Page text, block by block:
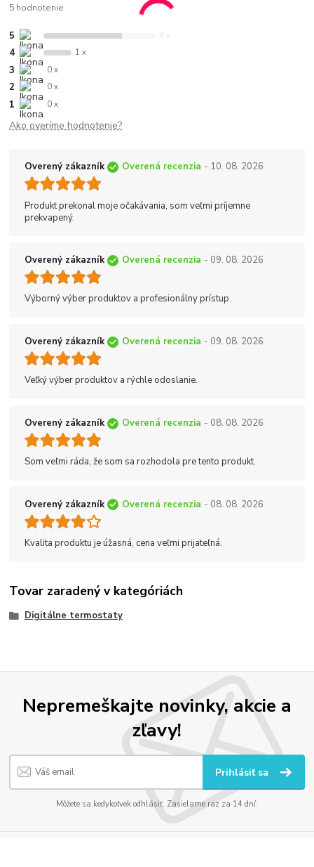
5 hodnotenie
5 4 x
4 1 x
3 0 x
2 0 x
1 0 x
Ako overíme hodnotenie?
Overený zákazník Overená recenzia - 10. 08. 2026
Produkt prekonal moje očakávania, som veľmi príjemne
prekvapený.
Overený zákazník Overená recenzia - 09. 08. 2026
Výborný výber produktov a profesionálny prístup.
Overený zákazník Overená recenzia - 09. 08. 2026
Veľký výber produktov a rýchle odoslanie.
Overený zákazník Overená recenzia - 08. 08. 2026
Som veľmi ráda, že som sa rozhodola pre tento produkt.
Overený zákazník Overená recenzia - 08. 08. 2026
Kvalita produktu je úžasná, cena veľmi prijateľná.
Tovar zaradený v kategóriách
Digitálne termostaty
Nepremeškajte novinky, akcie a
zľavy!
Prihlásiť sa
Môžete sa kedykoľvek odhlásiť. Zasielame raz za 14 dní.